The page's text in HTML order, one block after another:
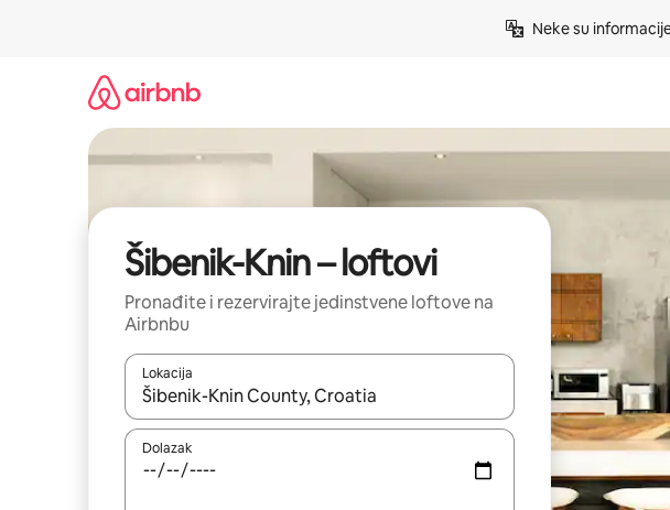
Neke su
Šibenik-Knin – loftovi
Pronađite i rezervirajte jedinstvene loftove na
Airbnbu
Lokacija
Kada budu dostupni rezultati, moći ćete ih pregledati koristeći se
Dolazak